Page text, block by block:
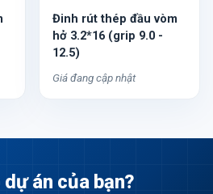
Đinh rút thép đầu vòm
hở 3.2*16 (grip 9.0 -
12.5)
Giá đang cập nhật
án của bạn?